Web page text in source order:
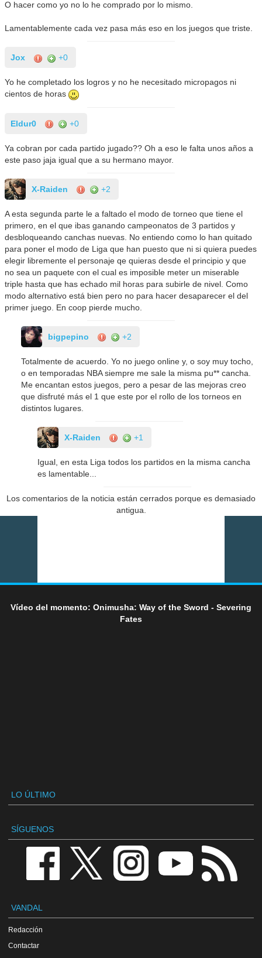
O hacer como yo no lo he comprado por lo mismo.
Lamentablemente cada vez pasa más eso en los juegos que triste.
Jox +0
Yo he completado los logros y no he necesitado micropagos ni
cientos de horas
Eldur0 +0
Ya cobran por cada partido jugado?? Oh a eso le falta unos años a
este paso jaja igual que a su hermano mayor.
X-Raiden +2
A esta segunda parte le a faltado el modo de torneo que tiene el
primero, en el que ibas ganando campeonatos de 3 partidos y
desbloqueando canchas nuevas. No entiendo como lo han quitado
para poner el modo de Liga que han puesto que ni si quiera puedes
elegir libremente el personaje qe quieras desde el principio y que
no sea un paquete con el cual es imposible meter un miserable
triple hasta que has echado mil horas para subirle de nivel. Como
modo alternativo está bien pero no para hacer desaparecer el del
primer juego. En coop pierde mucho.
bigpepino +2
Totalmente de acuerdo. Yo no juego online y, o soy muy tocho,
o en temporadas NBA siempre me sale la misma pu** cancha.
Me encantan estos juegos, pero a pesar de las mejoras creo
que disfruté más el 1 que este por el rollo de los torneos en
distintos lugares.
X-Raiden +1
Igual, en esta Liga todos los partidos en la misma cancha
es lamentable...
Los comentarios de la noticia están cerrados porque es demasiado
antigua.
Vídeo del momento: Onimusha: Way of the Sword - Severing
Fates
LO ÚLTIMO
SÍGUENOS
VANDAL
Redacción
Contactar